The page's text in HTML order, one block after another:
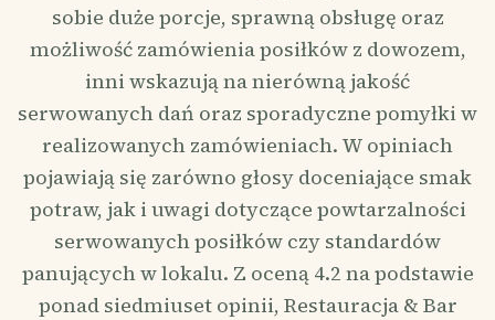
sobie duże porcje, sprawną obsługę oraz
możliwość zamówienia posiłków z dowozem,
inni wskazują na nierówną jakość
serwowanych dań oraz sporadyczne pomyłki w
realizowanych zamówieniach. W opiniach
pojawiają się zarówno głosy doceniające smak
potraw, jak i uwagi dotyczące powtarzalności
serwowanych posiłków czy standardów
panujących w lokalu. Z oceną 4.2 na podstawie
ponad siedmiuset opinii, Restauracja & Bar